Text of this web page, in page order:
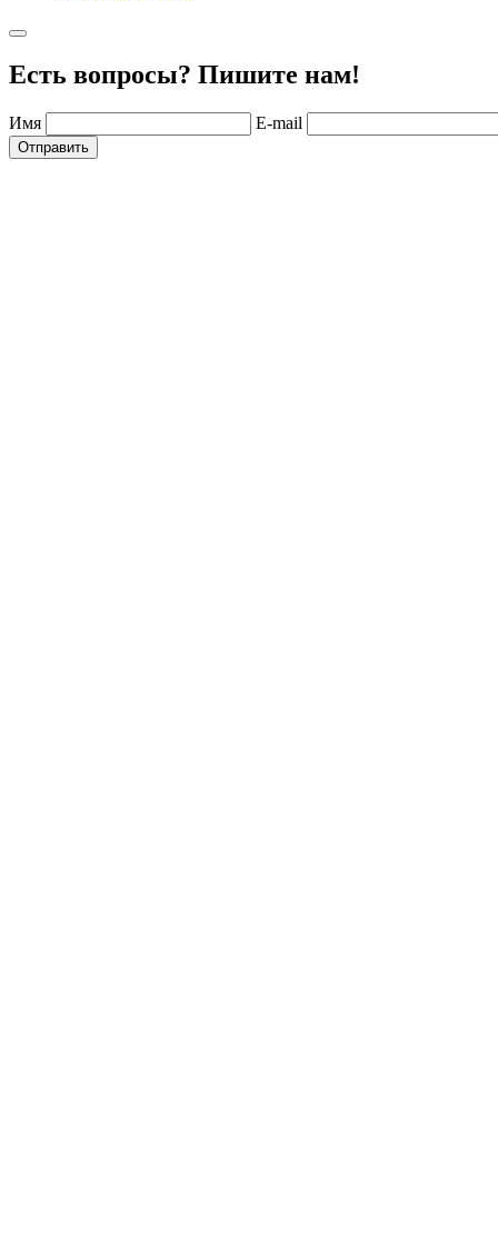
Есть вопросы? Пишите нам!
Имя E-mail